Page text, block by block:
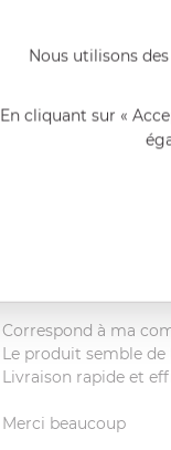
Très bien
Identique à celui
Correspond à ma
Le produit semble de
Livraison rapide et
Merci beaucoup
Nous utilisons
En cliquant sur «